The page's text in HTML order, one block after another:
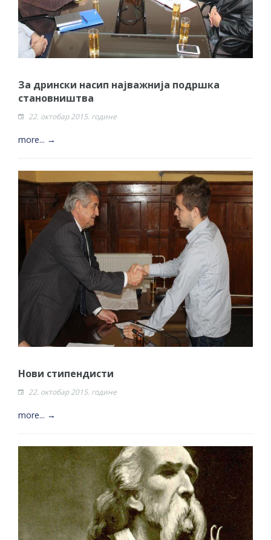
За дрински насип најважнија подршка
становништва
22. октобар 2015. године
more... →
Нови стипендисти
22. октобар 2015. године
more... →